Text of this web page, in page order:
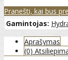
Pranešti, kai bus
Gamintojas:
Aprašymas
(0)